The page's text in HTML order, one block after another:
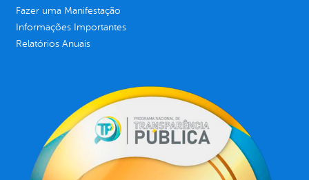
Fazer uma Manifestação
Informações Importantes
Relatórios Anuais